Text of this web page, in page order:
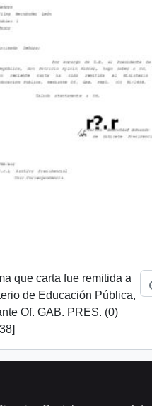
que carta fue remitida a
de Educación Pública,
Of. GAB. PRES. (0)